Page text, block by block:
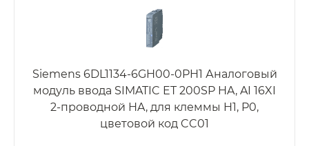
Siemens 6DL1134-6GH00-0PH1 Аналоговый
модуль ввода SIMATIC ET 200SP HA, AI 16XI
2-проводной HA, для клеммы H1, P0,
цветовой код CC01